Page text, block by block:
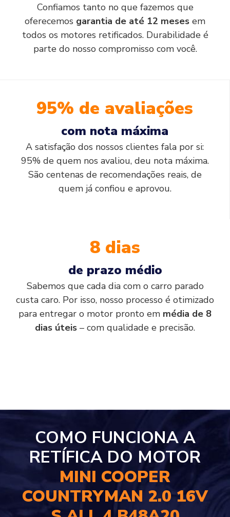
Confiamos tanto no que fazemos que
oferecemos garantia de até 12 meses em
todos os motores retificados. Durabilidade é
parte do nosso compromisso com você.
95% de avaliações
com nota máxima
A satisfação dos nossos clientes fala por si:
95% de quem nos avaliou, deu nota máxima.
São centenas de recomendações reais, de
quem já confiou e aprovou.
8 dias
de prazo médio
Sabemos que cada dia com o carro parado
custa caro. Por isso, nosso processo é otimizado
para entregar o motor pronto em média de 8
dias úteis – com qualidade e precisão.
COMO FUNCIONA A
RETÍFICA DO MOTOR
MINI COOPER
COUNTRYMAN 2.0 16V